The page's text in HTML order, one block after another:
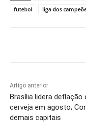
futebol
liga dos
Artigo anterior
Brasília lidera deflação
cerveja em agosto;
demais capitais